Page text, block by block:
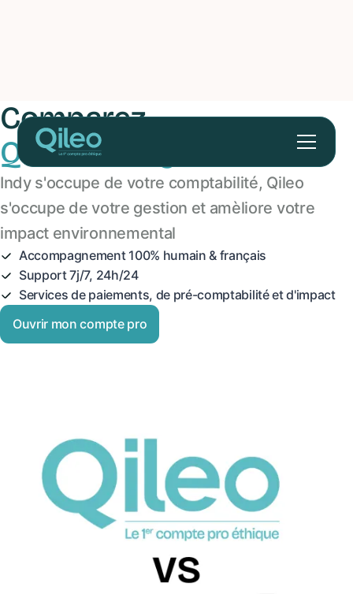
Comparez
Qileo et Indy
Indy s'occupe de votre comptabilité, Qileo
s'occupe de votre gestion et amèliore votre
impact environnemental
Accompagnement 100% humain & français
Support 7j/7, 24h/24
Services de paiements, de pré-comptabilité et d'impact
Ouvrir mon compte pro